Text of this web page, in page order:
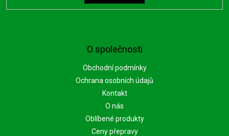
O společnosti
Obchodní podmínky
Ochrana osobních údajů
Kontakt
O nás
Oblíbené produkty
Ceny přepravy